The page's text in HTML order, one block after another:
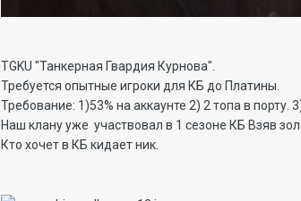
TGKU "Танкерная Гвардия Курнова".
Требуется опытные игроки для КБ до Платины.
Требование: 1)53% на аккаунте 2) 2 топа в
Наш клану уже участвовал в 1 сезоне КБ Взяв
Кто хочет в КБ кидает ник.